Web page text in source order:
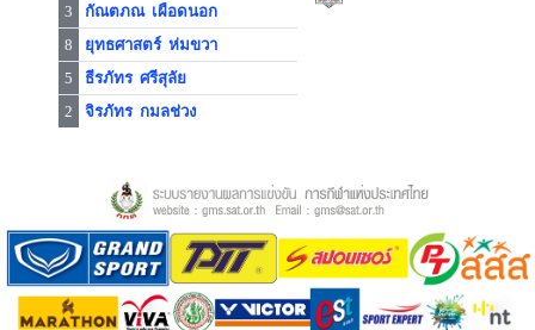
3
กัณตภณ เผือดนอก
8
ยุทธศาสตร์ ห่มขวา
5
ธีรภัทร ศรีสุลัย
2
จิรภัทร กมลช่วง